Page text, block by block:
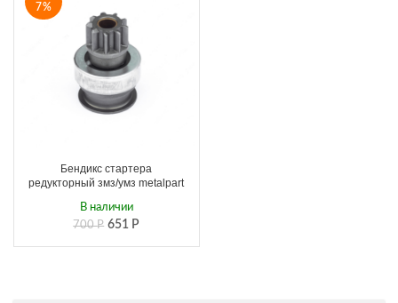
7%
Бендикс стартера
редукторный змз/умз metalpart
700Р 651 Р
В наличии